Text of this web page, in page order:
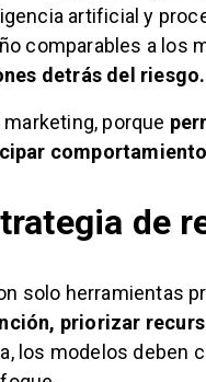
artificial y
comparables a los
detrás del riesgo.
porque
de
solo herramientas
priorizar
los modelos deben